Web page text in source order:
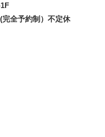
全予約制）不定休